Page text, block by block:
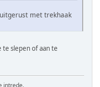
met trekhaak
te slepen of aan te